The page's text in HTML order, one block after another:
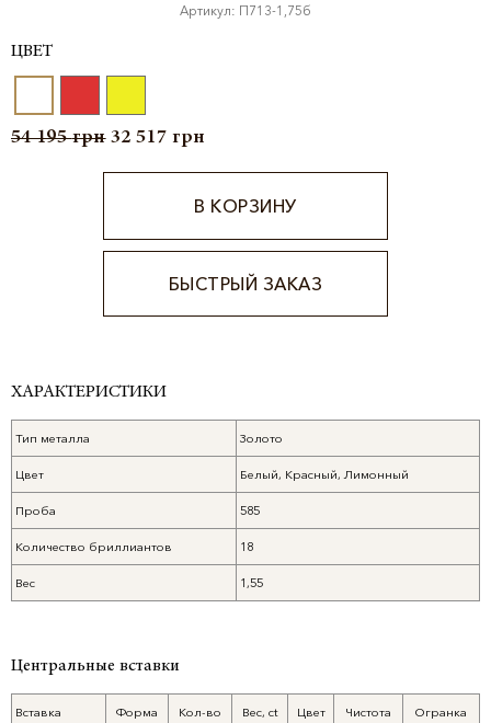
Артикул: П713-1,75б
ЦВЕТ
54 195грн 32 517 грн
В КОРЗИНУ
БЫСТРЫЙ ЗАКАЗ
ХАРАКТЕРИСТИКИ
Тип металла Золото
Цвет Белый, Красный, Лимонный
Проба 585
Количество бриллиантов 18
Вес 1,55
Центральные вставки
Вставка Форма Кол-во Вес, ct Цвет Чистота Огранка